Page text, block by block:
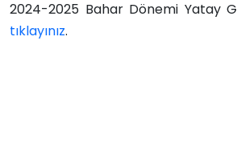
2024-2025 Bahar Dönemi Yatay
tıklayınız.